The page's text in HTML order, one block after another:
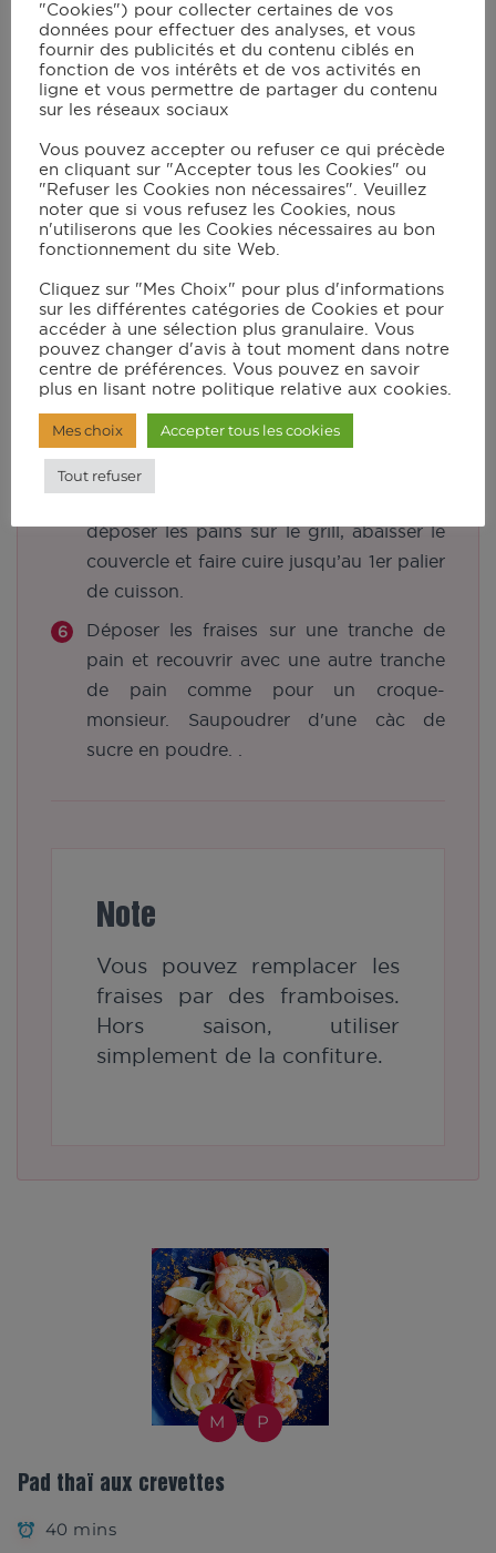
Instructions
vanille fendue puis filtrer le lait. Réserver.
Battre les œufs avec le sucre jusqu’à
obtention d’un mélange mousseux puis
Couper les fraises en lamelles.
Tremper chaque tranche de pain dans le
mélange : imbiber les tranches mais pas
trop sous peine de les réduire en bouillie.
Sélectionner le programme « PANINI » et
appuyez sur OK. Une fois que le voyant
déposer les pains sur le grill, abaisser le
couvercle et faire cuire jusqu’au 1er palier
de cuisson.
Déposer les fraises sur une tranche de
pain et recouvrir avec une autre tranche
de pain comme pour un croque-
monsieur. Saupoudrer d'une càc de
sucre en poudre. .
Note
Vous pouvez remplacer les
fraises par des framboises.
Hors saison, utiliser
simplement de la confiture.
M P
Pad thaï aux crevettes
40 mins
"Cookies") pour collecter certaines de vos
données pour effectuer des analyses, et vous
fournir des publicités et du contenu ciblés en
fonction de vos intérêts et de vos activités en
ligne et vous permettre de partager du contenu
sur les réseaux sociaux
Vous pouvez accepter ou refuser ce qui précède
en cliquant sur "Accepter tous les Cookies" ou
"Refuser les Cookies non nécessaires". Veuillez
noter que si vous refusez les Cookies, nous
n'utiliserons que les Cookies nécessaires au bon
fonctionnement du site Web.
Cliquez sur "Mes Choix" pour plus d'informations
sur les différentes catégories de Cookies et pour
accéder à une sélection plus granulaire. Vous
pouvez changer d'avis à tout moment dans notre
centre de préférences. Vous pouvez en savoir
plus en lisant notre politique relative aux cookies.
Mes choix Accepter tous les cookies
Tout refuser